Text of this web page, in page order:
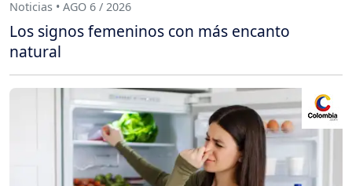
Noticias • AGO 6 / 2026
Los signos femeninos con más encanto
natural